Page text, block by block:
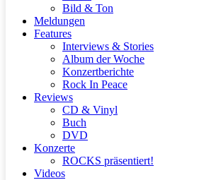
Bild & Ton
Meldungen
Features
Interviews & Stories
Album der Woche
Konzertberichte
Rock In Peace
Reviews
CD & Vinyl
Buch
DVD
Konzerte
ROCKS präsentiert!
Videos